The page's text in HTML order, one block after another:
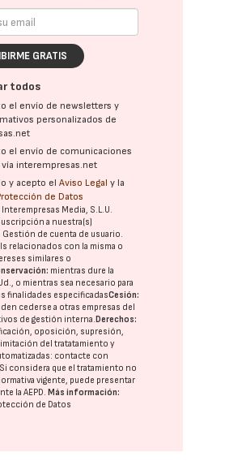
GRATIS
todos
el envío de newsletters y
personalizados de
el envío de comunicaciones
interempresas.net
y acepto elAviso Legal y la
de Datos
Interempresas Media, S.L.U.
a nuestra(s)
de cuenta de usuario.
relacionados con la misma o
similares o
mientras dure la
o mientras sea necesario para
finalidades especificadasCesión:
cederse a otras empresas del
de gestión interna.Derechos:
oposición, supresión,
del tratatamiento y
contacte con
considera que el tratamiento no
vigente, puede presentar
laAEPD.Más información:
de Datos